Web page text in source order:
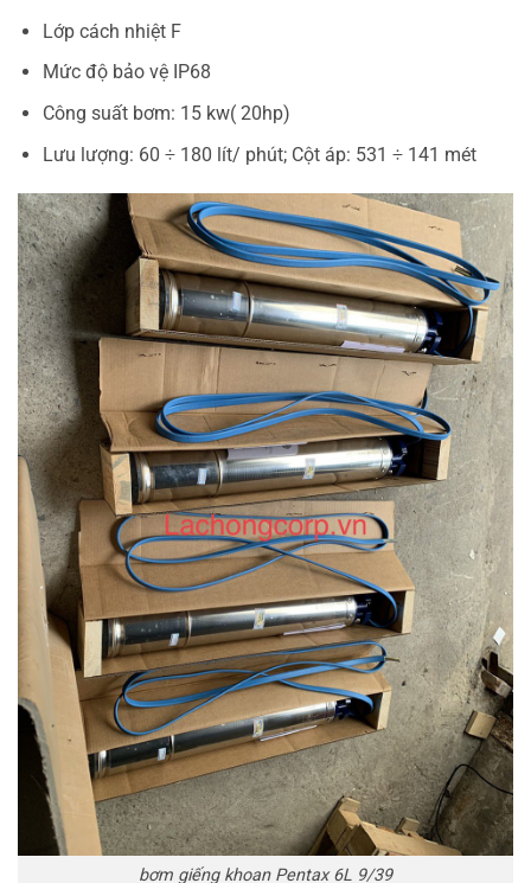
Lớp cách nhiệt F
Mức độ bảo vệ IP68
Công suất bơm: 15 kw( 20hp)
Lưu lượng: 60 ÷ 180 lít/ phút; Cột áp: 531 ÷ 141 mét
bơm giếng khoan Pentax 6L 9/39